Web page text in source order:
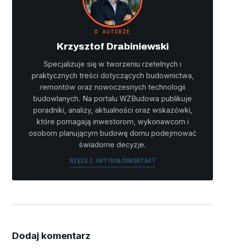
O AUTORZE
Krzysztof Drabiniewski
Specjalizuje się w tworzeniu rzetelnych i
praktycznych treści dotyczących budownictwa,
remontów oraz nowoczesnych technologii
budowlanych. Na portalu WZBudowa publikuje
poradniki, analizy, aktualności oraz wskazówki,
które pomagają inwestorom, wykonawcom i
osobom planującym budowę domu podejmować
świadome decyzje.
WIĘCEJ ARTYKUŁÓWKONTAKT
Dodaj komentarz